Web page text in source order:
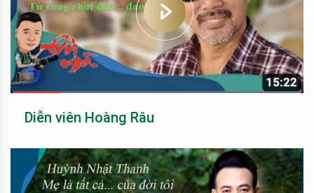
Diễn viên Hoàng Râu